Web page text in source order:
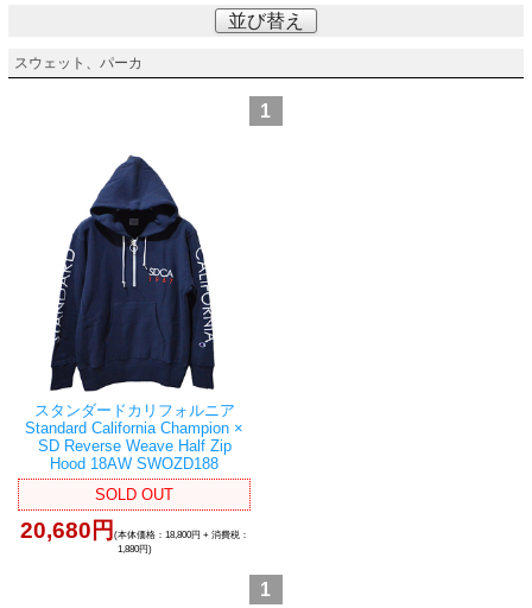
並び替え
スウェット、パーカ
1
スタンダードカリフォルニア
Standard California Champion ×
SD Reverse Weave Half Zip
Hood 18AW SWOZD188
SOLD OUT
20,680円 (本体価格：18,800円 + 消費税：
1,880円)
1